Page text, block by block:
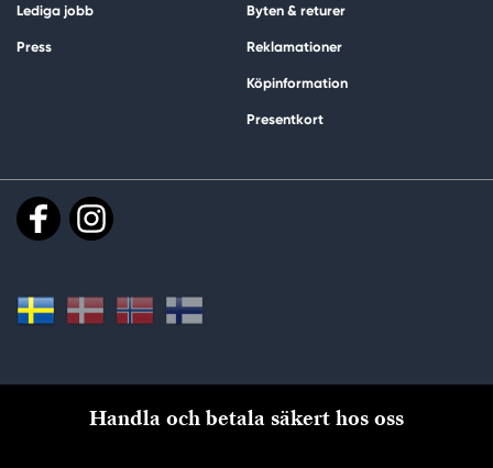
Lediga jobb
Press
Byten & returer
Reklamationer
Köpinformation
Presentkort
Handla och betala säkert hos oss